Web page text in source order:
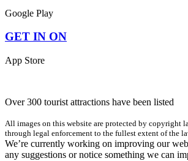
Google Play
GET IN ON
App Store
Over 300 tourist attractions have been listed
All images on this website are protected by copyright
through legal enforcement to the fullest extent of the
We’re currently working on improving our
any suggestions or notice something we can